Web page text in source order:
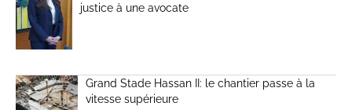
justice à une avocate
Grand Stade Hassan II: le chantier passe à la
vitesse supérieure